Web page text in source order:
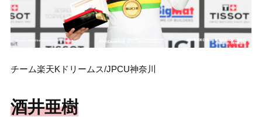
チーム楽天Kドリームス/JPCU神奈川
酒井亜樹